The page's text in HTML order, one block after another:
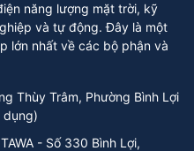
năng lượng mặt trời, kỹ
và tự động. Đây là một
lớn nhất về các bộ phận và
Thùy Trâm, Phường Bình Lợi
dụng)
- Số 330 Bình Lợi,